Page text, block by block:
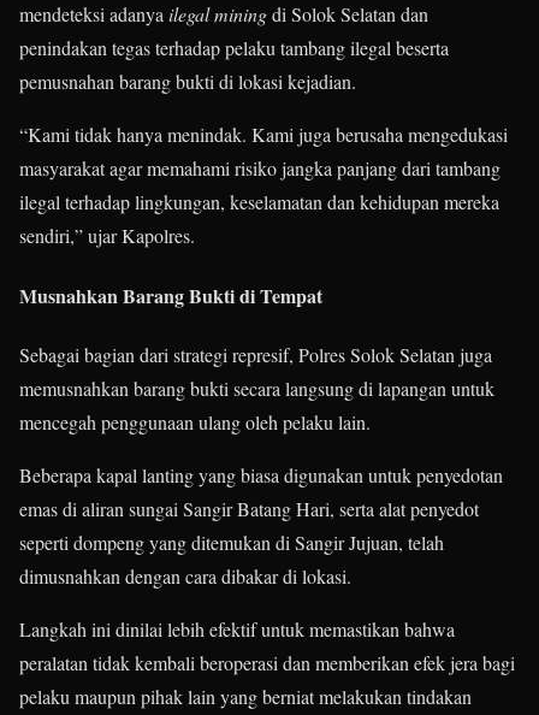
mendeteksi adanyailegal miningdi Solok Selatan dan
penindakan tegas terhadap pelaku tambang ilegal beserta
pemusnahan barang bukti di lokasi kejadian.
“Kami tidak hanya menindak. Kami juga berusaha mengedukasi
masyarakat agar memahami risiko jangka panjang dari tambang
ilegal terhadap lingkungan, keselamatan dan kehidupan mereka
sendiri,” ujar Kapolres.
Musnahkan Barang Bukti di Tempat
Sebagai bagian dari strategi represif, Polres Solok Selatan juga
memusnahkan barang bukti secara langsung di lapangan untuk
mencegah penggunaan ulang oleh pelaku lain.
Beberapa kapal lanting yang biasa digunakan untuk penyedotan
emas di aliran sungai Sangir Batang Hari, serta alat penyedot
seperti dompeng yang ditemukan di Sangir Jujuan, telah
dimusnahkan dengan cara dibakar di lokasi.
Langkah ini dinilai lebih efektif untuk memastikan bahwa
peralatan tidak kembali beroperasi dan memberikan efek jera bagi
pelaku maupun pihak lain yang berniat melakukan tindakan